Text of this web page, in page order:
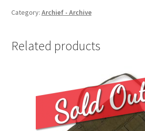
Category: Archief - Archive
Related products